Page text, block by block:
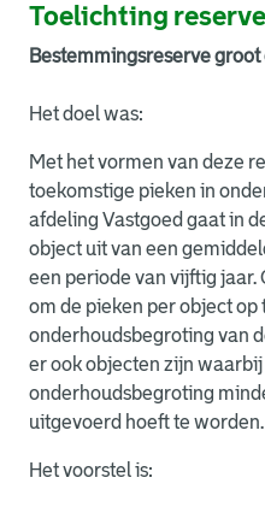
Toelichting
Bestemmingsreserve
Het doel was:
Met het vormen van deze
toekomstige pieken in
afdeling Vastgoed gaat in
object uit van een
een periode van vijftig jaar.
om de pieken per object op
onderhoudsbegroting van
er ook objecten zijn
onderhoudsbegroting
uitgevoerd hoeft te worden.
Het voorstel is: